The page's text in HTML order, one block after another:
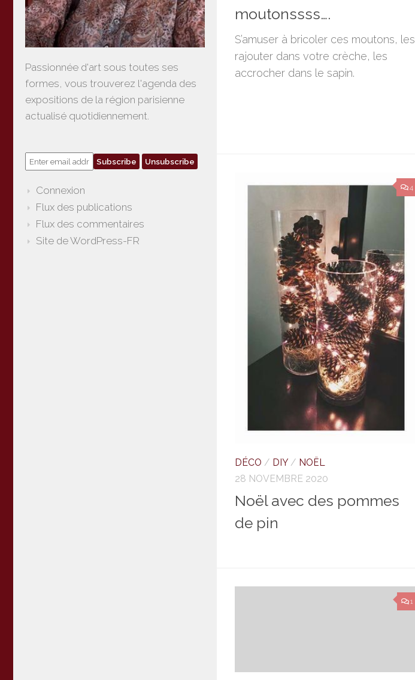
moutonssss….
S’amuser à bricoler ces moutons, les
rajouter dans votre crèche, les
accrocher dans le sapin.
4
DÉCO / DIY / NOËL
28 NOVEMBRE 2020
Noël avec des pommes
de pin
1
Passionnée d'art sous toutes ses
formes, vous trouverez l'agenda des
expositions de la région parisienne
actualisé quotidiennement.
Connexion
Flux des publications
Flux des commentaires
Site de WordPress-FR